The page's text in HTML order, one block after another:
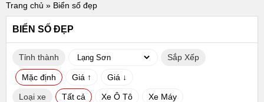
Trang chủ » Biển số đẹp
BIỂN SỐ ĐẸP
Tỉnh thành Sắp Xếp
Mặc định Giá ↑ Giá ↓
Loại xe Tất cả Xe Ô Tô Xe Máy